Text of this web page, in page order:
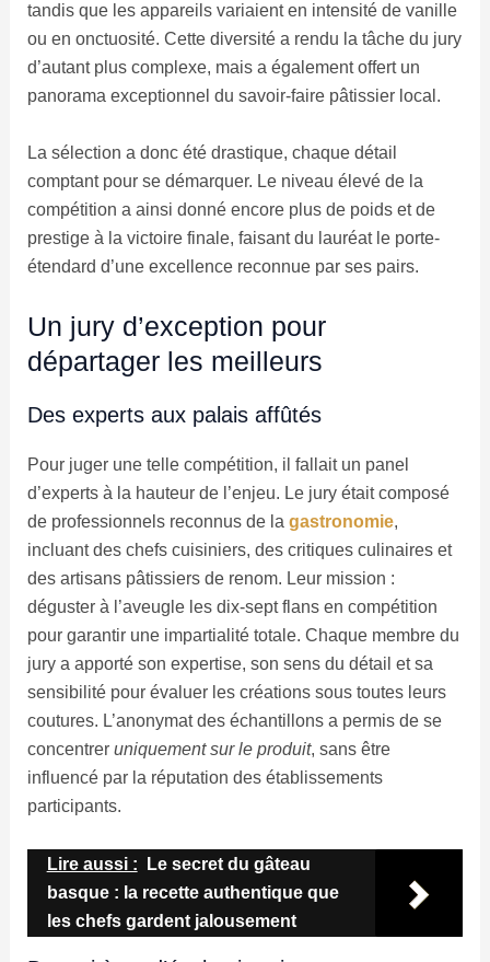
tandis que les appareils variaient en intensité de vanille
ou en onctuosité. Cette diversité a rendu la tâche du jury
d’autant plus complexe, mais a également offert un
panorama exceptionnel du savoir-faire pâtissier local.
La sélection a donc été drastique, chaque détail
comptant pour se démarquer. Le niveau élevé de la
compétition a ainsi donné encore plus de poids et de
prestige à la victoire finale, faisant du lauréat le porte-
étendard d’une excellence reconnue par ses pairs.
Un jury d’exception pour
départager les meilleurs
Des experts aux palais affûtés
Pour juger une telle compétition, il fallait un panel
d’experts à la hauteur de l’enjeu. Le jury était composé
de professionnels reconnus de la gastronomie,
incluant des chefs cuisiniers, des critiques culinaires et
des artisans pâtissiers de renom. Leur mission :
déguster à l’aveugle les dix-sept flans en compétition
pour garantir une impartialité totale. Chaque membre du
jury a apporté son expertise, son sens du détail et sa
sensibilité pour évaluer les créations sous toutes leurs
coutures. L’anonymat des échantillons a permis de se
concentrer uniquement sur le produit, sans être
influencé par la réputation des établissements
participants.
Lire aussi :
Le secret du gâteau
basque : la recette authentique que
les chefs gardent jalousement